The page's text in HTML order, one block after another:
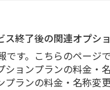
ス終了後の関連オプシ
です。こちらのページ
ションプランの料金
プランの料金・名称変